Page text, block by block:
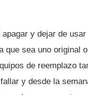
apagar y dejar de
que sea uno original
de reemplazo
y desde la